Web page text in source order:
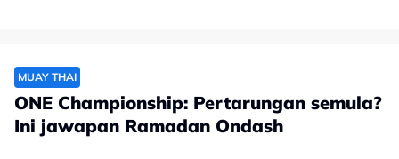
MUAY THAI
ONE Championship: Pertarungan semula?
Ini jawapan Ramadan Ondash